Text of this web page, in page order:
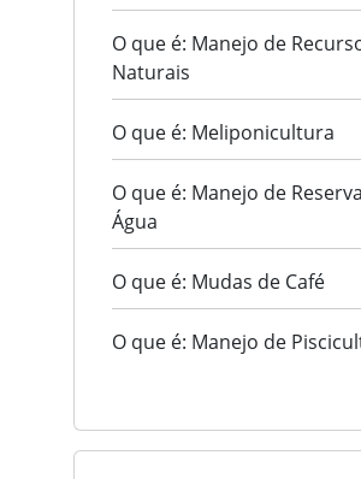
O que é: Manejo de
Naturais
O que é: Meliponicultura
O que é: Manejo de
Água
O que é: Mudas de Café
O que é: Manejo de